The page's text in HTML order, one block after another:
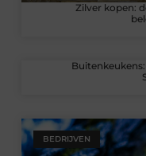
Zilver kopen:
BEDRIJVEN